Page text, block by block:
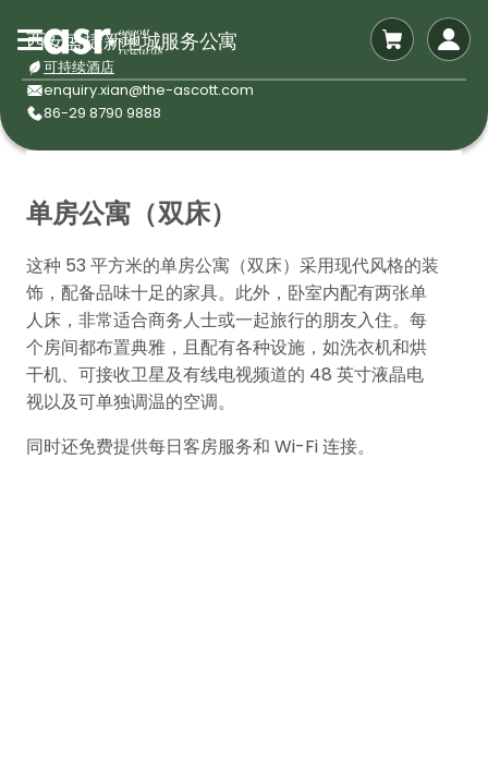
西安盛捷新地城服务公寓
可持续酒店
enquiry.xian@the-ascott.com
86-29 8790 9888
单房公寓（双床）
这种 53 平方米的单房公寓（双床）采用现代风格的装
饰，配备品味十足的家具。此外，卧室内配有两张单
人床，非常适合商务人士或一起旅行的朋友入住。每
个房间都布置典雅，且配有各种设施，如洗衣机和烘
干机、可接收卫星及有线电视频道的 48 英寸液晶电
视以及可单独调温的空调。
同时还免费提供每日客房服务和 Wi-Fi 连接。